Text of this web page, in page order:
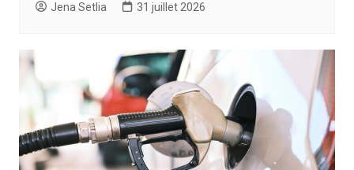
Jena Setlia 31 juillet 2026